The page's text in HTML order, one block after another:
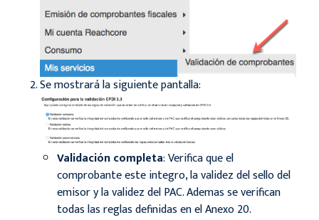
Se mostrará la siguiente pantalla:
Validación completa: Verifica que el
comprobante este integro, la validez del sello del
emisor y la validez del PAC. Ademas se verifican
todas las reglas definidas en el Anexo 20.